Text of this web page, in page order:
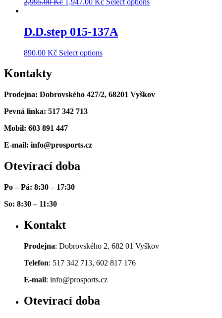
D.D.step 015-137A
890.00 Kč Select options
Kontakty
Prodejna: Dobrovského 427/2, 68201 Vyškov
Pevná linka: 517 342 713
Mobil: 603 891 447
E-mail: info@prosports.cz
Otevírací doba
Po – Pá: 8:30 – 17:30
So: 8:30 – 11:30
Kontakt
Prodejna: Dobrovského 2, 682 01 Vyškov
Telefon: 517 342 713, 602 817 176
E-mail: info@prosports.cz
Otevírací doba